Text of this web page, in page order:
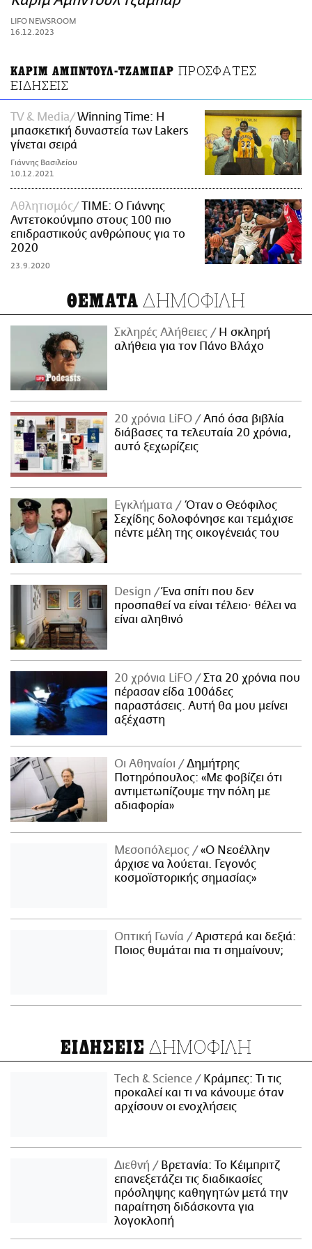
ΑΜΠΑ
PRINT
LIFO NEWSROOM
16.12.2023
ΚΑΡΙΜ ΑΜΠΝΤΟΥΛ-ΤΖΑΜΠΑΡ ΠΡΟΣΦΑΤΕΣ
ΕΙΔΗΣΕΙΣ
TV & Media
Winning Time: Η
μπασκετική δυναστεία των Lakers
γίνεται σειρά
Γιάννης Βασιλείου
10.12.2021
Αθλητισμός
TIME: Ο Γιάννης
Αντετοκούνμπο στους 100 πιο
επιδραστικούς ανθρώπους για το
2020
23.9.2020
ΘΕΜΑΤΑ ΔΗΜΟΦΙΛΗ
Σκληρές Αλήθειες
H σκληρή
αλήθεια για τον Πάνο Βλάχο
20 χρόνια LiFO
Από όσα βιβλία
διάβασες τα τελευταία 20 χρόνια,
αυτό ξεχωρίζεις
Εγκλήματα
Όταν ο Θεόφιλος
Σεχίδης δολοφόνησε και τεμάχισε
πέντε μέλη της οικογένειάς του
Design
Ένα σπίτι που δεν
προσπαθεί να είναι τέλειο· θέλει να
είναι αληθινό
20 χρόνια LiFO
Στα 20 χρόνια που
πέρασαν είδα 100άδες
παραστάσεις. Αυτή θα μου μείνει
αξέχαστη
Οι Αθηναίοι
Δημήτρης
Ποτηρόπουλος: «Με φοβίζει ότι
αντιμετωπίζουμε την πόλη με
αδιαφορία»
Μεσοπόλεμος
«Ο Νεοέλλην
άρχισε να λούεται. Γεγονός
κοσμοϊστορικής σημασίας»
Οπτική Γωνία
Αριστερά και δεξιά:
Ποιος θυμάται πια τι σημαίνουν;
ΕΙΔΗΣΕΙΣ ΔΗΜΟΦΙΛΗ
Τech & Science
Κράμπες: Τι τις
προκαλεί και τι να κάνουμε όταν
αρχίσουν οι ενοχλήσεις
Διεθνή
Βρετανία: Το Κέιμπριτζ
επανεξετάζει τις διαδικασίες
πρόσληψης καθηγητών μετά την
παραίτηση διδάσκοντα για
λογοκλοπή